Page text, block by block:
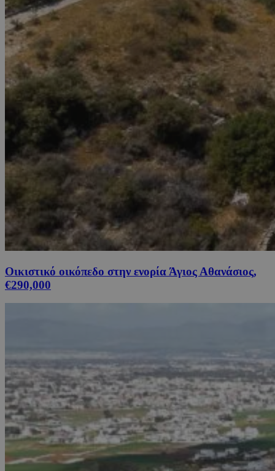
Οικιστικό οικόπεδο στην ενορία Άγιος Αθανάσιος,
€290,000